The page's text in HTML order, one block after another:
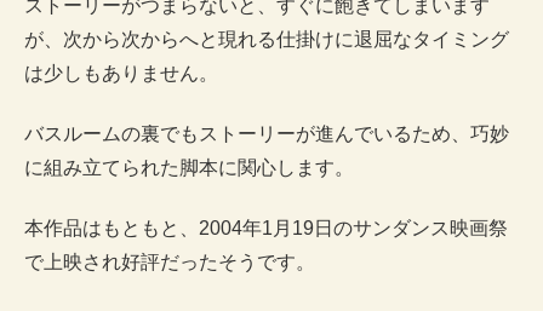
ストーリーがつまらないと、すぐに飽きてしまいます
が、次から次からへと現れる仕掛けに退屈なタイミング
は少しもありません。
バスルームの裏でもストーリーが進んでいるため、巧妙
に組み立てられた脚本に関心します。
本作品はもともと、2004年1月19日のサンダンス映画祭
で上映され好評だったそうです。